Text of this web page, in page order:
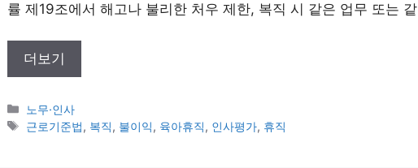
률 제19조에서 해고나 불리한 처우 제한, 복직 시 같은 업무 또는
더보기
카
테
노무·인사
태
근로기준법, 복직, 불이익, 육아휴직, 인사평가, 휴직